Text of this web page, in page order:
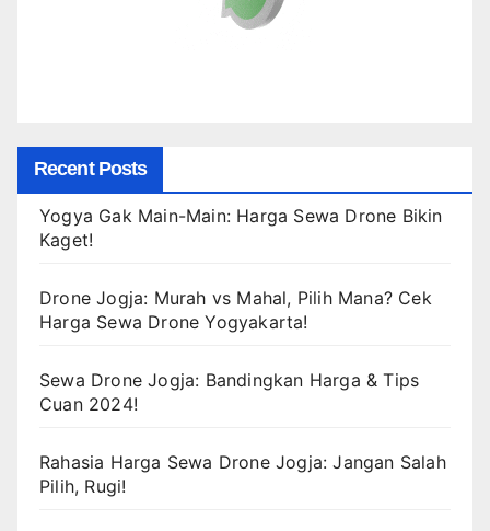
Recent Posts
Yogya Gak Main-Main: Harga Sewa Drone Bikin
Kaget!
Drone Jogja: Murah vs Mahal, Pilih Mana? Cek
Harga Sewa Drone Yogyakarta!
Sewa Drone Jogja: Bandingkan Harga & Tips
Cuan 2024!
Rahasia Harga Sewa Drone Jogja: Jangan Salah
Pilih, Rugi!